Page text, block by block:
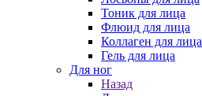
Тоник для лица
Флюид для лица
Коллаген для лица
Гель для лица
Для ног
Назад